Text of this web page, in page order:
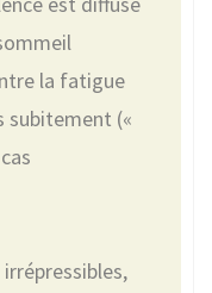
la fatigue
subitement («